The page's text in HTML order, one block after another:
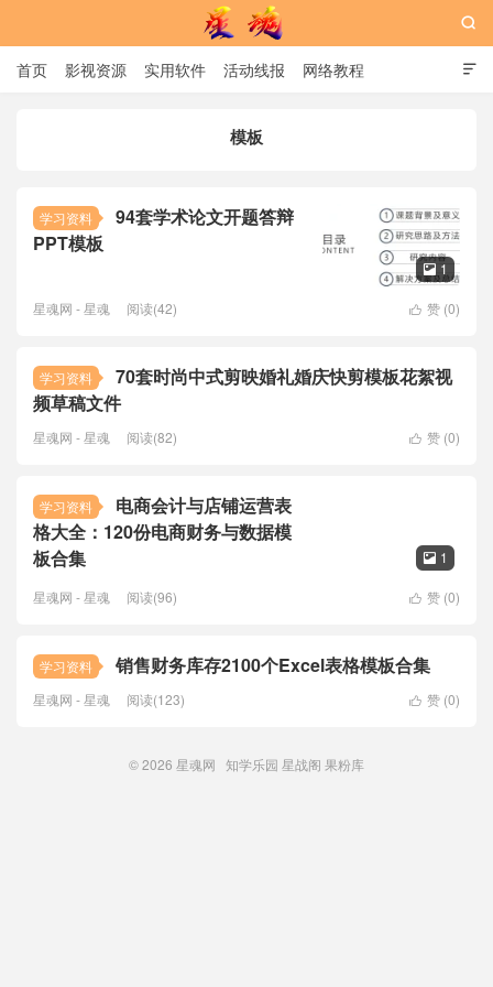

首页 影视资源 实用软件 活动线报 网络教程

模板
学习资料
94套学术论文开题答辩
PPT模板
 1
 赞 (0)
星魂网 - 星魂 阅读(42)
学习资料
70套时尚中式剪映婚礼婚庆快剪模板花絮视
频草稿文件
 赞 (0)
星魂网 - 星魂 阅读(82)
学习资料
电商会计与店铺运营表
格大全：120份电商财务与数据模
板合集
 1
 赞 (0)
星魂网 - 星魂 阅读(96)
学习资料 销售财务库存2100个Excel表格模板合集
 赞 (0)
星魂网 - 星魂 阅读(123)
© 2026 星魂网 知学乐园 星战阁 果粉库